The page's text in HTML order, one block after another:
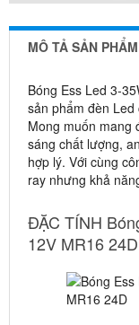
MÔ TẢ SẢN PHẨM
Bóng Ess Led 3-
sản phẩm đèn Led
Mong muốn mang
sáng chất lượng,
hợp lý. Với cùng
ray nhưng khả
ĐẶC TÍNH
12V MR16 24D